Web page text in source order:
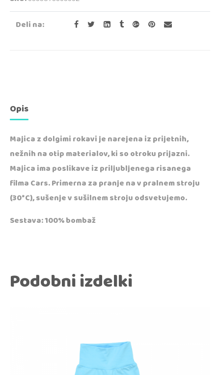
Deli na:
Opis
Majica z dolgimi rokavi je narejena iz prijetnih,
nežnih na otip materialov, ki so otroku prijazni.
Majica ima poslikave iz priljubljenega risanega
filma Cars. Primerna za pranje na v pralnem stroju
(30*C), sušenje v sušilnem stroju odsvetujemo.
Sestava: 100% bombaž
Podobni izdelki